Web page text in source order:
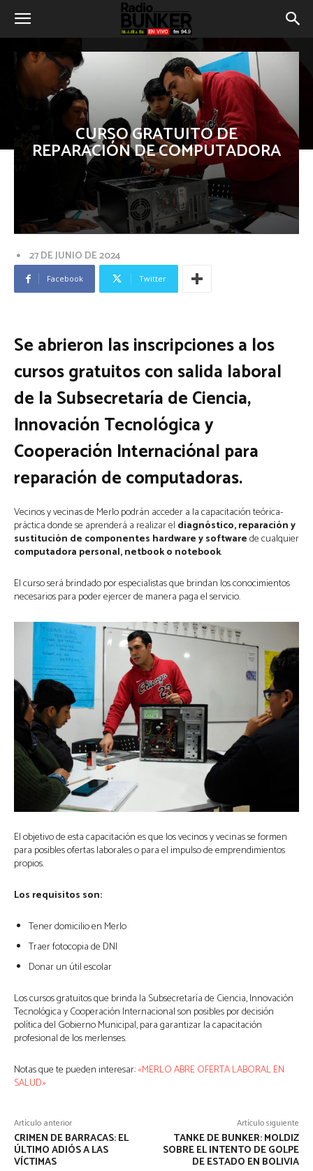
CURSO GRATUITO DE
REPARACIÓN DE COMPUTADORA
27 DE JUNIO DE 2024
Facebook Twitter
Se abrieron las inscripciones a los
cursos gratuitos con salida laboral
de la Subsecretaría de Ciencia,
Innovación Tecnológica y
Cooperación Internaciónal para
reparación de computadoras.
Vecinos y vecinas de Merlo podrán acceder a la capacitación teórica-
práctica donde se aprenderá a realizar el diagnóstico, reparación y
sustitución de componentes hardware y softwarede cualquier
computadora personal, netbook o notebook.
El curso será brindado por especialistas que brindan los conocimientos
necesarios para poder ejercer de manera paga el servicio.
El objetivo de esta capacitación es que los vecinos y vecinas se formen
para posibles ofertas laborales o para el impulso de emprendimientos
propios.
Los requisitos son:
Tener domicilio en Merlo
Traer fotocopia de DNI
Donar un útil escolar
Los cursos gratuitos que brinda la Subsecretaría de Ciencia, Innovación
Tecnológica y Cooperación Internacional son posibles por decisión
política del Gobierno Municipal, para garantizar la capacitación
profesional de los merlenses.
Notas que te pueden interesar:«MERLO ABRE OFERTA LABORAL EN
SALUD»
Artículo anterior
CRIMEN DE BARRACAS: EL
ÚLTIMO ADIÓS A LAS
VÍCTIMAS
Artículo siguiente
TANKE DE BUNKER: MOLDIZ
SOBRE EL INTENTO DE GOLPE
DE ESTADO EN BOLIVIA